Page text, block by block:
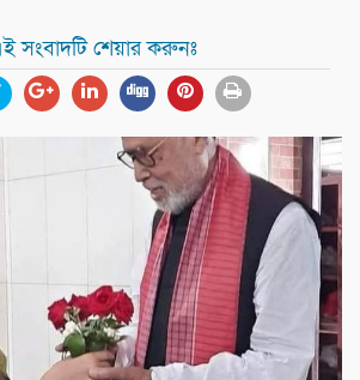
সংবাদটি শেয়ার করুনঃ